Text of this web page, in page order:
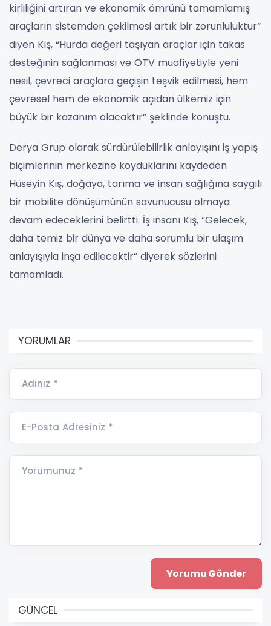
kirliliğini artıran ve ekonomik ömrünü tamamlamış
araçların sistemden çekilmesi artık bir zorunluluktur”
diyen Kış, “Hurda değeri taşıyan araçlar için takas
desteğinin sağlanması ve ÖTV muafiyetiyle yeni
nesil, çevreci araçlara geçişin teşvik edilmesi, hem
çevresel hem de ekonomik açıdan ülkemiz için
büyük bir kazanım olacaktır” şeklinde konuştu.
Derya Grup olarak sürdürülebilirlik anlayışını iş yapış
biçimlerinin merkezine koyduklarını kaydeden
Hüseyin Kış, doğaya, tarıma ve insan sağlığına saygılı
bir mobilite dönüşümünün savunucusu olmaya
devam edeceklerini belirtti. İş insanı Kış, “Gelecek,
daha temiz bir dünya ve daha sorumlu bir ulaşım
anlayışıyla inşa edilecektir” diyerek sözlerini
tamamladı.
YORUMLAR
Adınız *
E-Posta Adresiniz *
Yorumunuz *
GÜNCEL